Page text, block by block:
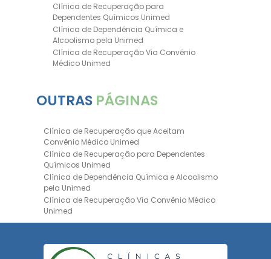
Clínica de Recuperação para
Dependentes Químicos Unimed
Clínica de Dependência Química e
Alcoolismo pela Unimed
Clínica de Recuperação Via Convênio
Médico Unimed
Clinica de Recuperação de Drogas Pelo
Químicos Unimed
Internação Unimed para Dependentes
Químicos
Clínica de Reabilitação com Convênio
Bradesco Saúde
Clínica de Recuperação Via Convênio
Médico
Clínica para Dependentes Químicos
Tratamento para Dependência Química e
OUTRAS PÁGINAS
Clínica de Recuperação que Aceitam
Convênio Médico Unimed
Clínica de Recuperação para Dependentes
Químicos Unimed
Clínica de Dependência Química e Alcoolismo
pela Unimed
Clínica de Recuperação Via Convênio Médico
Unimed
Clínica de Recuperação Convênio Bradesco
Bradesco Saúde